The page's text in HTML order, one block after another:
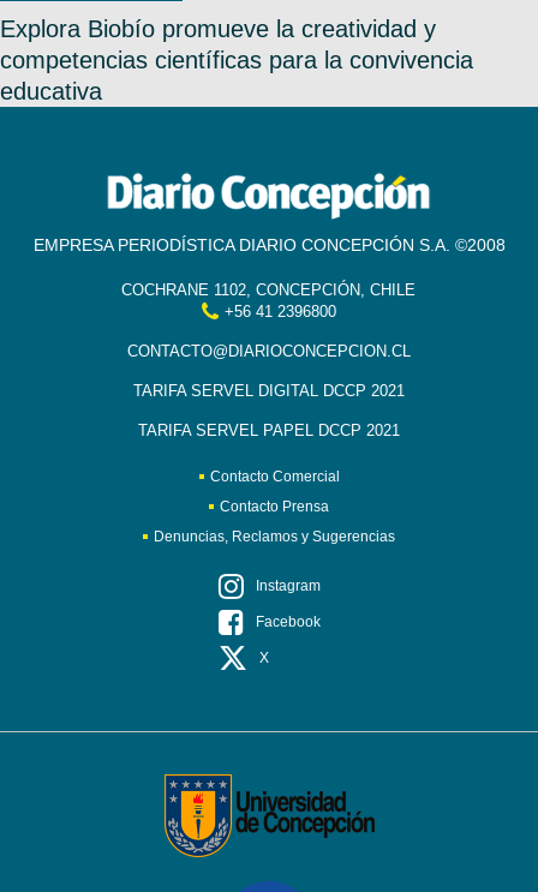
Explora Biobío promueve la creatividad y
competencias científicas para la convivencia
educativa
EMPRESA PERIODÍSTICA DIARIO CONCEPCIÓN S.A. ©2008
COCHRANE 1102, CONCEPCIÓN, CHILE
+56 41 2396800
CONTACTO@DIARIOCONCEPCION.CL
TARIFA SERVEL DIGITAL DCCP 2021
TARIFA SERVEL PAPEL DCCP 2021
Contacto Comercial
Contacto Prensa
Denuncias, Reclamos y Sugerencias
Instagram
Facebook
X